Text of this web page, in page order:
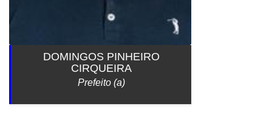
DOMINGOS PINHEIRO
CIRQUEIRA
Prefeito (a)